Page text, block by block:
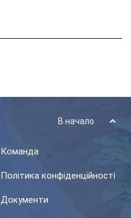
В начало
Команда
Політика конфіденційності
Документи